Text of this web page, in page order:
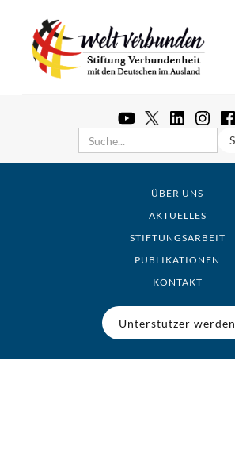
ÜBER UNS
AKTUELLES
STIFTUNGSARBEIT
PUBLIKATIONEN
KONTAKT
Unterstützer werden